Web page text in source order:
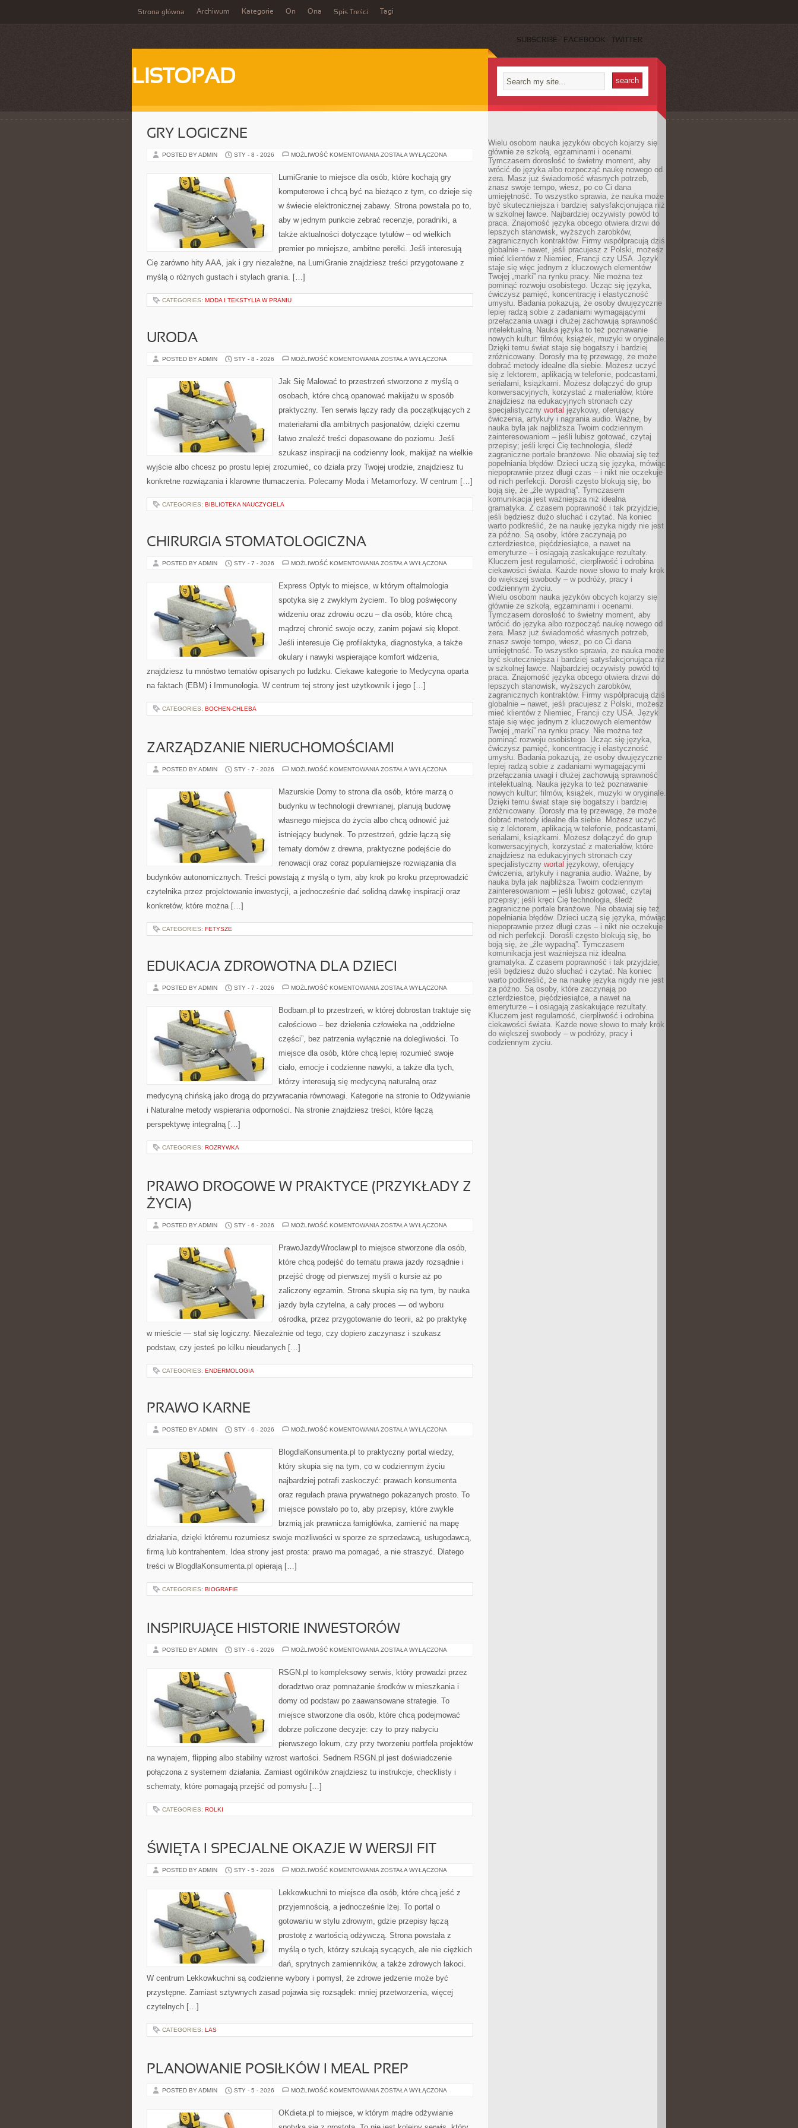
Strona główna Archiwum Kategorie On Ona Spis Treści Tagi
SUBSCRIBE FACEBOOK TWITTER
LISTOPAD
GRY LOGICZNE
POSTED BY ADMIN STY - 8 - 2026 MOŻLIWOŚĆ KOMENTOWANIA GRY
ZOSTAŁA WYŁĄCZONA
LumiGranie to miejsce dla osób, które kochają gry
komputerowe i chcą być na bieżąco z tym, co dzieje się
w świecie elektronicznej zabawy. Strona powstała po to,
aby w jednym punkcie zebrać recenzje, poradniki, a
także aktualności dotyczące tytułów – od wielkich
premier po mniejsze, ambitne perełki. Jeśli interesują
Cię zarówno hity AAA, jak i gry niezależne, na LumiGranie znajdziesz treści przygotowane z
myślą o różnych gustach i stylach grania. […]
CATEGORIES: MODA I TEKSTYLIA W PRANIU
URODA
POSTED BY ADMIN STY - 8 - 2026 MOŻLIWOŚĆ KOMENTOWANIA URODA
ZOSTAŁA WYŁĄCZONA
Jak Się Malować to przestrzeń stworzone z myślą o
osobach, które chcą opanować makijażu w sposób
praktyczny. Ten serwis łączy rady dla początkujących z
materiałami dla ambitnych pasjonatów, dzięki czemu
łatwo znaleźć treści dopasowane do poziomu. Jeśli
szukasz inspiracji na codzienny look, makijaż na wielkie
wyjście albo chcesz po prostu lepiej zrozumieć, co działa przy Twojej urodzie, znajdziesz tu
konkretne rozwiązania i klarowne tłumaczenia. Polecamy Moda i Metamorfozy. W centrum […]
CATEGORIES: BIBLIOTEKA NAUCZYCIELA
CHIRURGIA STOMATOLOGICZNA
POSTED BY ADMIN STY - 7 - 2026 MOŻLIWOŚĆ KOMENTOWANIA CHIRURGIA
ZOSTAŁA WYŁĄCZONA
Express Optyk to miejsce, w którym oftalmologia
spotyka się z zwykłym życiem. To blog poświęcony
widzeniu oraz zdrowiu oczu – dla osób, które chcą
mądrzej chronić swoje oczy, zanim pojawi się kłopot.
Jeśli interesuje Cię profilaktyka, diagnostyka, a także
okulary i nawyki wspierające komfort widzenia,
znajdziesz tu mnóstwo tematów opisanych po ludzku. Ciekawe kategorie to Medycyna oparta
na faktach (EBM) i Immunologia. W centrum tej strony jest użytkownik i jego […]
CATEGORIES: BOCHEN-CHLEBA
ZARZĄDZANIE NIERUCHOMOŚCIAMI
POSTED BY ADMIN STY - 7 - 2026 MOŻLIWOŚĆ KOMENTOWANIA ZARZĄDZANIE
ZOSTAŁA WYŁĄCZONA
Mazurskie Domy to strona dla osób, które marzą o
budynku w technologii drewnianej, planują budowę
własnego miejsca do życia albo chcą odnowić już
istniejący budynek. To przestrzeń, gdzie łączą się
tematy domów z drewna, praktyczne podejście do
renowacji oraz coraz popularniejsze rozwiązania dla
budynków autonomicznych. Treści powstają z myślą o tym, aby krok po kroku przeprowadzić
czytelnika przez projektowanie inwestycji, a jednocześnie dać solidną dawkę inspiracji oraz
konkretów, które można […]
CATEGORIES: FETYSZE
EDUKACJA ZDROWOTNA DLA DZIECI
POSTED BY ADMIN STY - 7 - 2026 MOŻLIWOŚĆ KOMENTOWANIA EDUKACJA
DZIECI
ZOSTAŁA WYŁĄCZONA
Bodbam.pl to przestrzeń, w której dobrostan traktuje się
całościowo – bez dzielenia człowieka na „oddzielne
części”, bez patrzenia wyłącznie na dolegliwości. To
miejsce dla osób, które chcą lepiej rozumieć swoje
ciało, emocje i codzienne nawyki, a także dla tych,
którzy interesują się medycyną naturalną oraz
medycyną chińską jako drogą do przywracania równowagi. Kategorie na stronie to Odżywianie
i Naturalne metody wspierania odporności. Na stronie znajdziesz treści, które łączą
perspektywę integralną […]
CATEGORIES: ROZRYWKA
PRAWO DROGOWE W PRAKTYCE (PRZYKŁADY Z
ŻYCIA)
POSTED BY ADMIN STY - 6 - 2026 MOŻLIWOŚĆ KOMENTOWANIA PRAWO
PRAKTYCE
(PRZYKŁADY
ŻYCIA)
ZOSTAŁA WYŁĄCZONA
PrawoJazdyWroclaw.pl to miejsce stworzone dla osób,
które chcą podejść do tematu prawa jazdy rozsądnie i
przejść drogę od pierwszej myśli o kursie aż po
zaliczony egzamin. Strona skupia się na tym, by nauka
jazdy była czytelna, a cały proces — od wyboru
ośrodka, przez przygotowanie do teorii, aż po praktykę
w mieście — stał się logiczny. Niezależnie od tego, czy dopiero zaczynasz i szukasz
podstaw, czy jesteś po kilku nieudanych […]
CATEGORIES: ENDERMOLOGIA
PRAWO KARNE
POSTED BY ADMIN STY - 6 - 2026 MOŻLIWOŚĆ KOMENTOWANIA PRAWO
ZOSTAŁA WYŁĄCZONA
BlogdlaKonsumenta.pl to praktyczny portal wiedzy,
który skupia się na tym, co w codziennym życiu
najbardziej potrafi zaskoczyć: prawach konsumenta
oraz regułach prawa prywatnego pokazanych prosto. To
miejsce powstało po to, aby przepisy, które zwykle
brzmią jak prawnicza łamigłówka, zamienić na mapę
działania, dzięki któremu rozumiesz swoje możliwości w sporze ze sprzedawcą, usługodawcą,
firmą lub kontrahentem. Idea strony jest prosta: prawo ma pomagać, a nie straszyć. Dlatego
treści w BlogdlaKonsumenta.pl opierają […]
CATEGORIES: BIOGRAFIE
INSPIRUJĄCE HISTORIE INWESTORÓW
POSTED BY ADMIN STY - 6 - 2026 MOŻLIWOŚĆ KOMENTOWANIA INSPIRUJĄCE
ZOSTAŁA WYŁĄCZONA
RSGN.pl to kompleksowy serwis, który prowadzi przez
doradztwo oraz pomnażanie środków w mieszkania i
domy od podstaw po zaawansowane strategie. To
miejsce stworzone dla osób, które chcą podejmować
dobrze policzone decyzje: czy to przy nabyciu
pierwszego lokum, czy przy tworzeniu portfela projektów
na wynajem, flipping albo stabilny wzrost wartości. Sednem RSGN.pl jest doświadczenie
połączona z systemem działania. Zamiast ogólników znajdziesz tu instrukcje, checklisty i
schematy, które pomagają przejść od pomysłu […]
CATEGORIES: ROLKI
ŚWIĘTA I SPECJALNE OKAZJE W WERSJI FIT
POSTED BY ADMIN STY - 5 - 2026 MOŻLIWOŚĆ KOMENTOWANIA ŚWIĘTA
OKAZJE
W
FIT
ZOSTAŁA WYŁĄCZONA
Lekkowkuchni to miejsce dla osób, które chcą jeść z
przyjemnością, a jednocześnie lżej. To portal o
gotowaniu w stylu zdrowym, gdzie przepisy łączą
prostotę z wartością odżywczą. Strona powstała z
myślą o tych, którzy szukają sycących, ale nie ciężkich
dań, sprytnych zamienników, a także zdrowych łakoci.
W centrum Lekkowkuchni są codzienne wybory i pomysł, że zdrowe jedzenie może być
przystępne. Zamiast sztywnych zasad pojawia się rozsądek: mniej przetworzenia, więcej
czytelnych […]
CATEGORIES: LAS
PLANOWANIE POSIŁKÓW I MEAL PREP
POSTED BY ADMIN STY - 5 - 2026 MOŻLIWOŚĆ KOMENTOWANIA PLANOWANIE
PREP
ZOSTAŁA WYŁĄCZONA
OKdieta.pl to miejsce, w którym mądre odżywianie
Wielu osobom nauka języków obcych kojarzy się
głównie ze szkołą, egzaminami i ocenami.
Tymczasem dorosłość to świetny moment, aby
wrócić do języka albo rozpocząć naukę nowego od
zera. Masz już świadomość własnych potrzeb,
znasz swoje tempo, wiesz, po co Ci dana
umiejętność. To wszystko sprawia, że nauka może
być skuteczniejsza i bardziej satysfakcjonująca niż
w szkolnej ławce. Najbardziej oczywisty powód to
praca. Znajomość języka obcego otwiera drzwi do
lepszych stanowisk, wyższych zarobków,
zagranicznych kontraktów. Firmy współpracują dziś
globalnie – nawet, jeśli pracujesz z Polski, możesz
mieć klientów z Niemiec, Francji czy USA. Język
staje się więc jednym z kluczowych elementów
Twojej „marki” na rynku pracy. Nie można też
pominąć rozwoju osobistego. Ucząc się języka,
ćwiczysz pamięć, koncentrację i elastyczność
umysłu. Badania pokazują, że osoby dwujęzyczne
lepiej radzą sobie z zadaniami wymagającymi
przełączania uwagi i dłużej zachowują sprawność
intelektualną. Nauka języka to też poznawanie
nowych kultur: filmów, książek, muzyki w oryginale.
Dzięki temu świat staje się bogatszy i bardziej
zróżnicowany. Dorosły ma tę przewagę, że może
dobrać metody idealne dla siebie. Możesz uczyć
się z lektorem, aplikacją w telefonie, podcastami,
serialami, książkami. Możesz dołączyć do grup
konwersacyjnych, korzystać z materiałów, które
znajdziesz na edukacyjnych stronach czy
specjalistyczny wortal językowy, oferujący
ćwiczenia, artykuły i nagrania audio. Ważne, by
nauka była jak najbliższa Twoim codziennym
zainteresowaniom – jeśli lubisz gotować, czytaj
przepisy; jeśli kręci Cię technologia, śledź
zagraniczne portale branżowe. Nie obawiaj się też
popełniania błędów. Dzieci uczą się języka, mówiąc
niepoprawnie przez długi czas – i nikt nie oczekuje
od nich perfekcji. Dorośli często blokują się, bo
boją się, że „źle wypadną”. Tymczasem
komunikacja jest ważniejsza niż idealna
gramatyka. Z czasem poprawność i tak przyjdzie,
jeśli będziesz dużo słuchać i czytać. Na koniec
warto podkreślić, że na naukę języka nigdy nie jest
za późno. Są osoby, które zaczynają po
czterdziestce, pięćdziesiątce, a nawet na
emeryturze – i osiągają zaskakujące rezultaty.
Kluczem jest regularność, cierpliwość i odrobina
ciekawości świata. Każde nowe słowo to mały krok
do większej swobody – w podróży, pracy i
codziennym życiu.
Wielu osobom nauka języków obcych kojarzy się
głównie ze szkołą, egzaminami i ocenami.
Tymczasem dorosłość to świetny moment, aby
wrócić do języka albo rozpocząć naukę nowego od
zera. Masz już świadomość własnych potrzeb,
znasz swoje tempo, wiesz, po co Ci dana
umiejętność. To wszystko sprawia, że nauka może
być skuteczniejsza i bardziej satysfakcjonująca niż
w szkolnej ławce. Najbardziej oczywisty powód to
praca. Znajomość języka obcego otwiera drzwi do
lepszych stanowisk, wyższych zarobków,
zagranicznych kontraktów. Firmy współpracują dziś
globalnie – nawet, jeśli pracujesz z Polski, możesz
mieć klientów z Niemiec, Francji czy USA. Język
staje się więc jednym z kluczowych elementów
Twojej „marki” na rynku pracy. Nie można też
pominąć rozwoju osobistego. Ucząc się języka,
ćwiczysz pamięć, koncentrację i elastyczność
umysłu. Badania pokazują, że osoby dwujęzyczne
lepiej radzą sobie z zadaniami wymagającymi
przełączania uwagi i dłużej zachowują sprawność
intelektualną. Nauka języka to też poznawanie
nowych kultur: filmów, książek, muzyki w oryginale.
Dzięki temu świat staje się bogatszy i bardziej
zróżnicowany. Dorosły ma tę przewagę, że może
dobrać metody idealne dla siebie. Możesz uczyć
się z lektorem, aplikacją w telefonie, podcastami,
serialami, książkami. Możesz dołączyć do grup
konwersacyjnych, korzystać z materiałów, które
znajdziesz na edukacyjnych stronach czy
specjalistyczny wortal językowy, oferujący
ćwiczenia, artykuły i nagrania audio. Ważne, by
nauka była jak najbliższa Twoim codziennym
zainteresowaniom – jeśli lubisz gotować, czytaj
przepisy; jeśli kręci Cię technologia, śledź
zagraniczne portale branżowe. Nie obawiaj się też
popełniania błędów. Dzieci uczą się języka, mówiąc
niepoprawnie przez długi czas – i nikt nie oczekuje
od nich perfekcji. Dorośli często blokują się, bo
boją się, że „źle wypadną”. Tymczasem
komunikacja jest ważniejsza niż idealna
gramatyka. Z czasem poprawność i tak przyjdzie,
jeśli będziesz dużo słuchać i czytać. Na koniec
warto podkreślić, że na naukę języka nigdy nie jest
za późno. Są osoby, które zaczynają po
czterdziestce, pięćdziesiątce, a nawet na
emeryturze – i osiągają zaskakujące rezultaty.
Kluczem jest regularność, cierpliwość i odrobina
ciekawości świata. Każde nowe słowo to mały krok
do większej swobody – w podróży, pracy i
codziennym życiu.